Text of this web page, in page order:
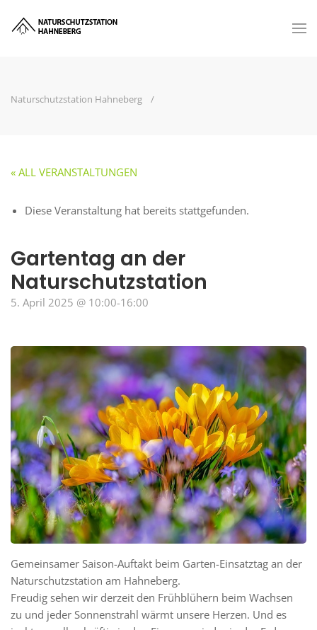
Naturschutzstation Hahneberg
« ALL VERANSTALTUNGEN
Diese Veranstaltung hat bereits stattgefunden.
Gartentag an der
Naturschutzstation
5. April 2025 @ 10:00-16:00
Gemeinsamer Saison-Auftakt beim Garten-Einsatztag an der
Naturschutzstation am Hahneberg.
Freudig sehen wir derzeit den Frühblühern beim Wachsen
zu und jeder Sonnenstrahl wärmt unsere Herzen. Und es